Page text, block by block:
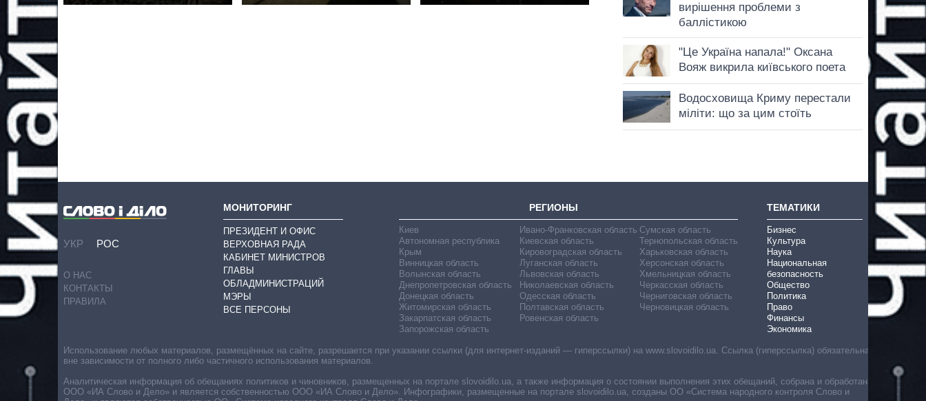
УКР РОС
О НАС
КОНТАКТЫ
ПРАВИЛА
МОНИТОРИНГ
ПРЕЗИДЕНТ И ОФИС
ВЕРХОВНАЯ РАДА
КАБИНЕТ МИНИСТРОВ
ГЛАВЫ
ОБЛАДМИНИСТРАЦИЙ
МЭРЫ
ВСЕ ПЕРСОНЫ
РЕГИОНЫ
Киев
Автономная республика
Крым
Винницкая область
Волынская область
Днепропетровская область
Донецкая область
Житомирская область
Закарпатская область
Запорожская область
Ивано-Франковская область
Киевская область
Кировоградская область
Луганская область
Львовская область
Николаевская область
Одесская область
Полтавская область
Ровенская область
Сумская область
Тернопольская область
Харьковская область
Херсонская область
Хмельницкая область
Черкасская область
Черниговская область
Черновицкая область
ТЕМАТИКИ
Бизнес
Культура
Наука
Национальная
безопасность
Общество
Политика
Право
Финансы
Экономика
Использование любых материалов, размещённых на сайте, разрешается при указании ссылки (для интернет-изданий — гиперссылки) на www.slovoidilo.ua. Ссылка (гиперссылка) обязательна
вне зависимости от полного либо частичного использования материалов.
Аналитическая информация об обещаниях политиков и чиновников, размещенных на портале slovoidilo.ua, а также информация о состоянии выполнения этих обещаний, собрана и обработана
ООО «ИА Слово и Дело» и является собственностью ООО «ИА Слово и Дело». Инфографики, размещенные на портале slovoidilo.ua, созданы ОО «Система народного контроля Слово и